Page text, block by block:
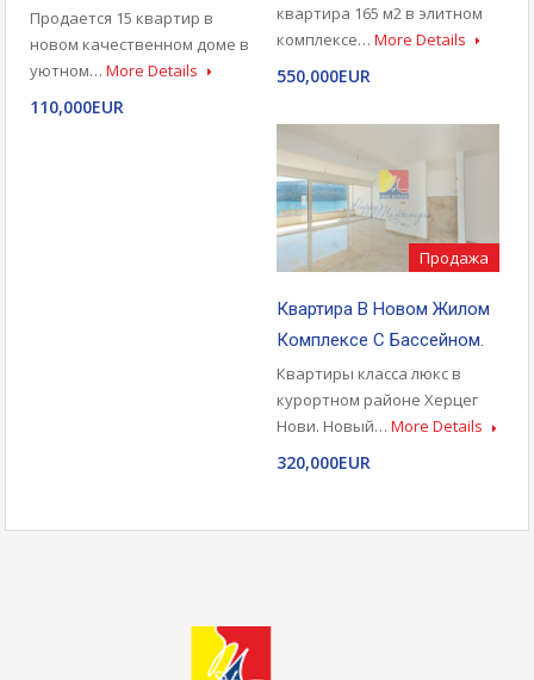
Продается 15 квартир в
новом качественном доме в
уютном… More Details
110,000EUR
квартира 165 м2 в элитном
комплексе… More Details
550,000EUR
Продажа
Квартира В Новом Жилом
Комплексе С Бассейном.
Квартиры класса люкс в
курортном районе Херцег
Нови. Новый… More Details
320,000EUR